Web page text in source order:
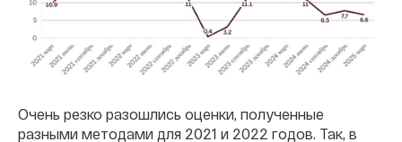
Очень резко разошлись оценки, полученные
разными методами для 2021 и 2022 годов. Так, в